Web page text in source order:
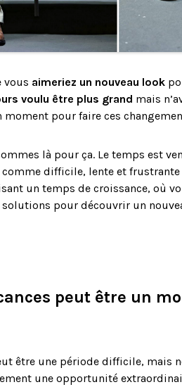
vous aimeriez un nouveau look
voulu être plus grand mais
pour faire ces
là pour ça. Le temps est
difficile, lente et frustrante
un temps de croissance, où
solutions pour découvrir un
peut être un
être une période difficile, mais
une opportunité